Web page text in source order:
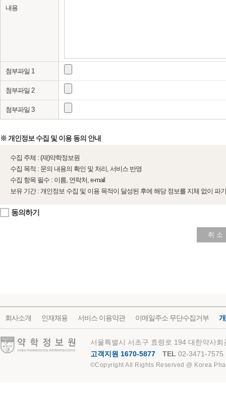
내용
첨부파일 1
첨부파일 2
첨부파일 3
※ 개인정보 수집 및 이용 동의 안내
수집 주체 : (재)약학정보원
수집 목적 : 문의 내용의 확인 및 처리, 서비스 반영
수집 항목 필수 : 이름, 연락처, e-mail
보유 기간 : 개인정보 수집 및 이용 목적이 달성된 후에 해당 정보를 지체 없이 파
동의하기
취 소
회사소개 인재채용 서비스 이용약관 이메일주소 무단수집거부
약학정보원
서울특별시 서초구 효령로 194 대한약사
고객지원 1670-5877
TEL 02-3471-7575
©Copyright All Rights Reserved @ Korea